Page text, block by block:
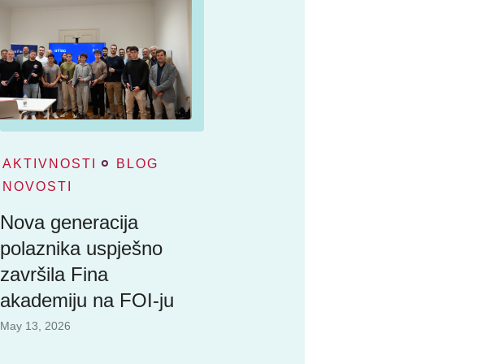
AKTIVNOSTI
BLOG
NOVOSTI
Nova generacija
polaznika uspješno
završila Fina
akademiju na FOI-ju
May 13, 2026